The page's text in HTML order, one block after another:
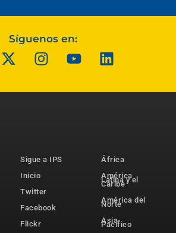
Síguenos en:
Sigue a IPS
Inicio
Twitter
Facebook
Flickr
África
América
Latina y el
Caribe
América del
Norte
Asia-
Pacífico